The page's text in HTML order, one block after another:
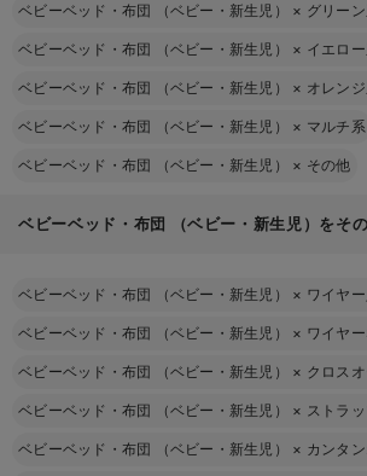
ベビーベッド・布団 （ベビー・新生児） × グリー
ベビーベッド・布団 （ベビー・新生児） × イエロ
ベビーベッド・布団 （ベビー・新生児） × オレン
ベビーベッド・布団 （ベビー・新生児） × マルチ系
ベビーベッド・布団 （ベビー・新生児） × その他
ベビーベッド・布団 （ベビー・新生児）をそ
ベビーベッド・布団 （ベビー・新生児） × ワイヤー
ベビーベッド・布団 （ベビー・新生児） × ワイヤ
ベビーベッド・布団 （ベビー・新生児） × クロス
ベビーベッド・布団 （ベビー・新生児） × ストラ
ベビーベッド・布団 （ベビー・新生児） × カンタ